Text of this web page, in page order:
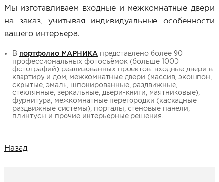
Мы изготавливаем входные и межкомнатные двери
на заказ, учитывая индивидуальные особенности
вашего интерьера.
В портфолио МАРНИКА представлено более 90
профессиональных фотосъёмок (больше 1000
фотографий) реализованных проектов: входные двери в
квартиру и дом, межкомнатные двери (массив, экошпон,
скрытые, эмаль, шпонированные, раздвижные,
стеклянные, зеркальные, двери-книги, маятниковые),
фурнитура, межкомнатные перегородки (каскадные
раздвижные системы), порталы, стеновые панели,
плинтусы и прочие интерьерные решения.
Назад